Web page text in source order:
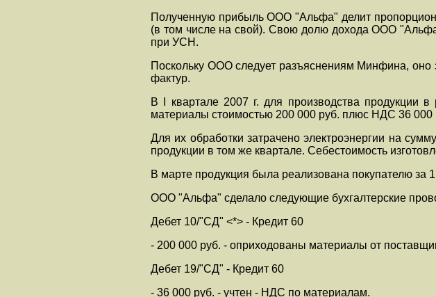
Полученную прибыль ООО "Альфа" делит
(в том числе на свой). Свою долю дохода ООО
при УСН.
Поскольку ООО следует разъяснениям Минфина, оно
фактур.
В I квартале 2007 г. для производства
материалы стоимостью 200 000 руб. плюс НДС 36 000
Для их обработки затрачено электроэнергии на
продукции в том же квартале. Себестоимость
В марте продукция была реализована покупателю за
ООО "Альфа" сделало следующие бухгалтерские
Дебет 10/"СД" <*> - Кредит 60
- 200 000 руб. - оприходованы материалы от
Дебет 19/"СД" - Кредит 60
- 36 000 руб. - учтен - НДС по материалам.